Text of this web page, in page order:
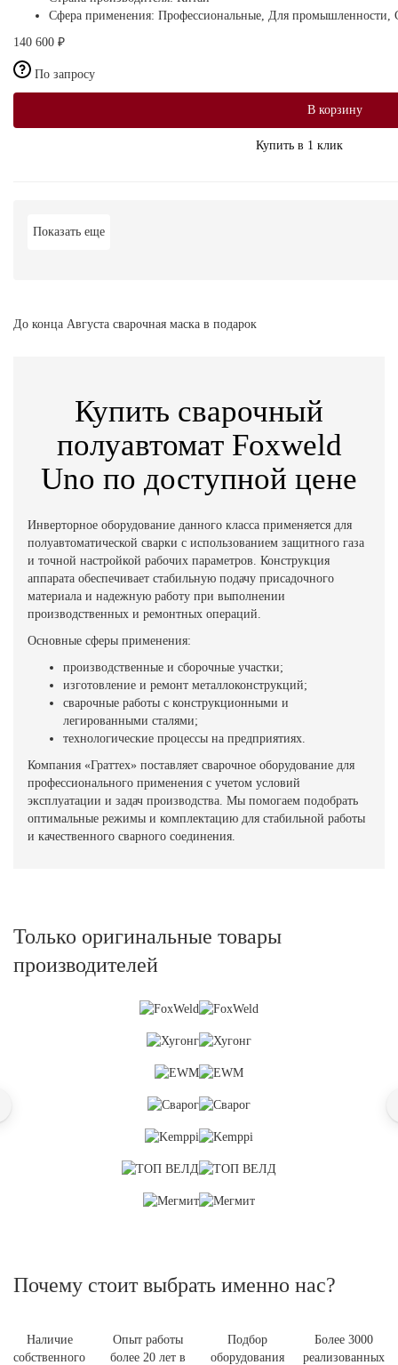
Сфера применения: Профессиональные, Для промышленности,
140 600 ₽
По запросу
В корзину
Купить в 1 клик
Показать еще
До конца Августа сварочная маска в подарок
Купить сварочный
полуавтомат Foxweld
Uno по доступной цене
Инверторное оборудование данного класса применяется для
полуавтоматической сварки с использованием защитного газа
и точной настройкой рабочих параметров. Конструкция
аппарата обеспечивает стабильную подачу присадочного
материала и надежную работу при выполнении
производственных и ремонтных операций.
Основные сферы применения:
производственные и сборочные участки;
изготовление и ремонт металлоконструкций;
сварочные работы с конструкционными и
легированными сталями;
технологические процессы на предприятиях.
Компания «Граттех» поставляет сварочное оборудование для
профессионального применения с учетом условий
эксплуатации и задач производства. Мы помогаем подобрать
оптимальные режимы и комплектацию для стабильной работы
и качественного сварного соединения.
Только оригинальные товары
производителей
Почему стоит выбрать именно нас?
Наличие
собственного
Опыт работы
более 20 лет в
Подбор
оборудования
Более 3000
реализованных